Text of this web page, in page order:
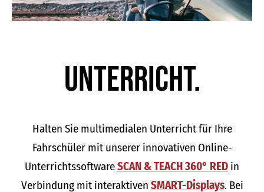
Unter­richt.
Halten Sie multimedialen Unterricht für Ihre
Fahrschüler mit unserer innovativen Online-
UnterrichtssoftwareSCAN & TEACH 360° RED in
Verbindung mit interaktiven SMART-Displays. Bei